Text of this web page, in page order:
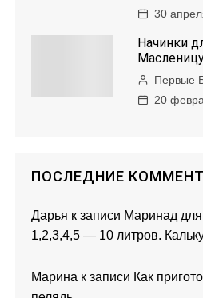
30
Начинки
Первые
20
ПОСЛЕДНИЕ
Дарья к записи Маринад для
1,2,3,4,5 — 10 литров.
Марина к записи Как